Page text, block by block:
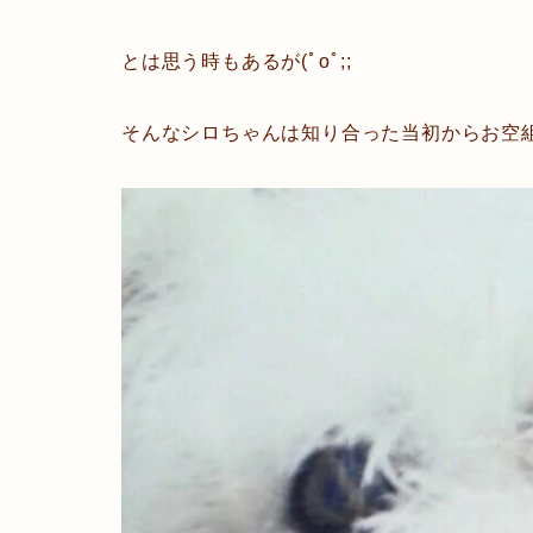
とは思う時もあるが(ﾟoﾟ;;
そんなシロちゃんは知り合った当初からお空